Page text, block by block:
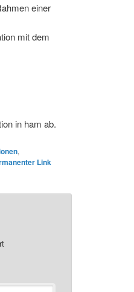
einer
mit dem
in ham ab.
,
Link